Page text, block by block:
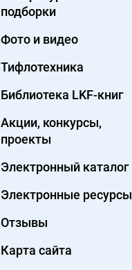
подборки
Фото и видео
Тифлотехника
Библиотека LKF-книг
Акции, конкурсы,
проекты
Электронный каталог
Электронные ресурсы
Отзывы
Карта сайта